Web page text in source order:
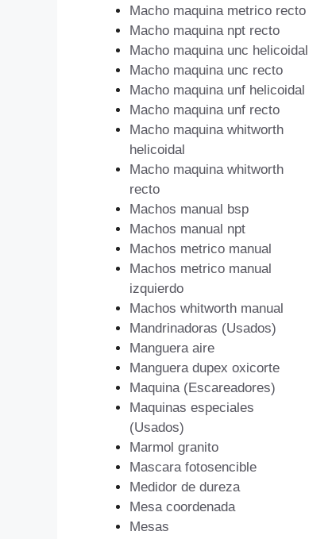
Macho maquina metrico recto
Macho maquina npt recto
Macho maquina unc helicoidal
Macho maquina unc recto
Macho maquina unf helicoidal
Macho maquina unf recto
Macho maquina whitworth
helicoidal
Macho maquina whitworth
recto
Machos manual bsp
Machos manual npt
Machos metrico manual
Machos metrico manual
izquierdo
Machos whitworth manual
Mandrinadoras (Usados)
Manguera aire
Manguera dupex oxicorte
Maquina (Escareadores)
Maquinas especiales
(Usados)
Marmol granito
Mascara fotosencible
Medidor de dureza
Mesa coordenada
Mesas